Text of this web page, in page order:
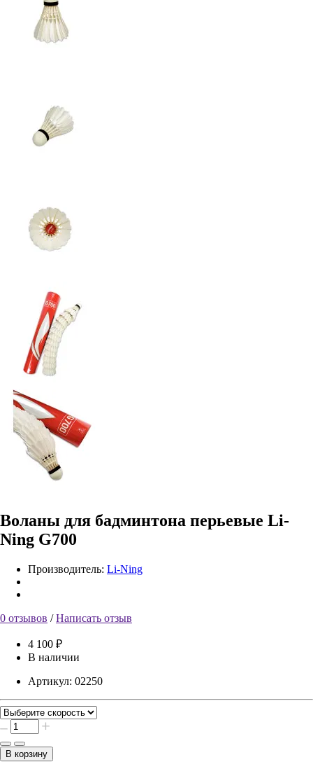
Воланы для бадминтона перьевые Li-
Ning G700
Производитель: Li-Ning
0 отзывов /Написать отзыв
4 100 ₽
В наличии
Артикул: 02250
В корзину